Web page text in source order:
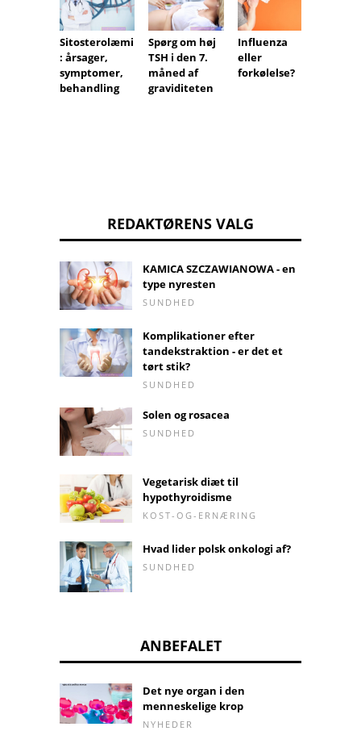
Sitosterolæmi
: årsager,
symptomer,
behandling
Spørg om høj
TSH i den 7.
måned af
graviditeten
Influenza
eller
forkølelse?
REDAKTØRENS VALG
KAMICA SZCZAWIANOWA - en
type nyresten
SUNDHED
Komplikationer efter
tandekstraktion - er det et
tørt stik?
SUNDHED
Solen og rosacea
SUNDHED
Vegetarisk diæt til
hypothyroidisme
KOST-OG-ERNÆRING
Hvad lider polsk onkologi af?
SUNDHED
ANBEFALET
Det nye organ i den
menneskelige krop
NYHEDER